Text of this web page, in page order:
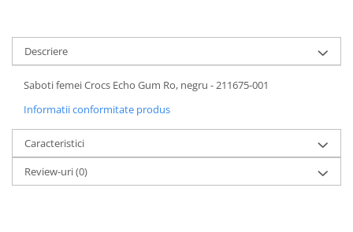
Descriere
Saboti femei Crocs Echo Gum Ro, negru - 211675-001
Informatii conformitate produs
Caracteristici
Review-uri(0)